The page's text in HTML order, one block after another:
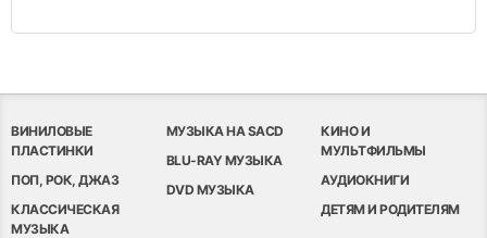
ВИНИЛОВЫЕ
ПЛАСТИНКИ
ПОП, РОК, ДЖАЗ
КЛАССИЧЕСКАЯ
МУЗЫКА
МУЗЫКА НА SACD
BLU-RAY МУЗЫКА
DVD МУЗЫКА
КИНО И
МУЛЬТФИЛЬМЫ
АУДИОКНИГИ
ДЕТЯМ И РОДИТЕЛЯМ